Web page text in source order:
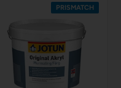
PRISMATCH